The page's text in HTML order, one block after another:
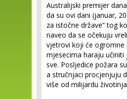
Australijski premijer
da su ovi dani (januar,
za istočne države” tog
naveo da se očekuju
vjetrovi koji će ogromne
mjesecima haraju učiniti
sve. Posljedice požara
a stručnjaci procjenjuju
više od milijardu